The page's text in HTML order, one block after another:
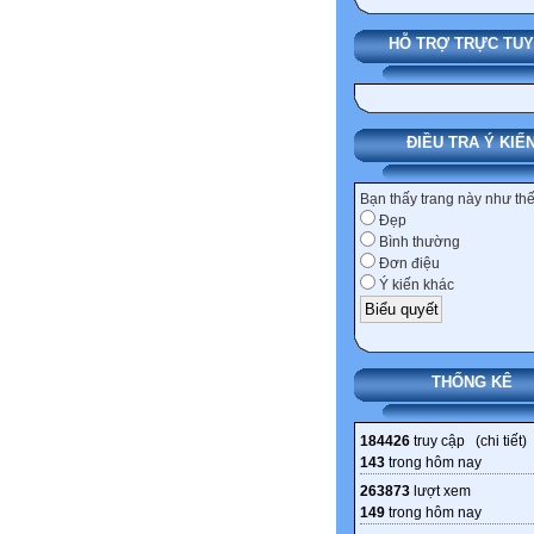
HỖ TRỢ TRỰC
ĐIỀU TRA Ý KIẾN
Bạn thấy trang này như
Đẹp
Bình thường
Đơn điệu
Ý kiến khác
THỐNG KÊ
184426 truy cập (chi tiết)
143 trong hôm nay
263873 lượt xem
149 trong hôm nay